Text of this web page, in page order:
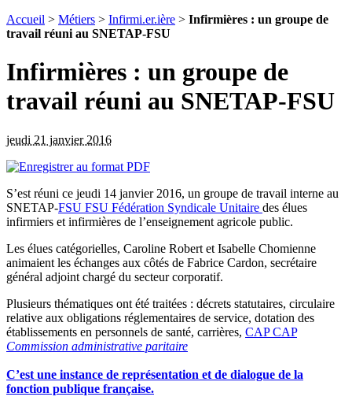
Accueil > Métiers > Infirmi.er.ière > Infirmières : un groupe de
travail réuni au SNETAP-FSU
Infirmières : un groupe de
travail réuni au SNETAP-FSU
jeudi 21 janvier 2016
S’est réuni ce jeudi 14 janvier 2016, un groupe de travail interne au
SNETAP-FSU FSU Fédération Syndicale Unitaire des élues
infirmiers et infirmières de l’enseignement agricole public.
Les élues catégorielles, Caroline Robert et Isabelle Chomienne
animaient les échanges aux côtés de Fabrice Cardon, secrétaire
général adjoint chargé du secteur corporatif.
Plusieurs thématiques ont été traitées : décrets statutaires, circulaire
relative aux obligations réglementaires de service, dotation des
établissements en personnels de santé, carrières, CAP CAP
Commission administrative paritaire
C’est une instance de représentation et de dialogue de la
fonction publique française.